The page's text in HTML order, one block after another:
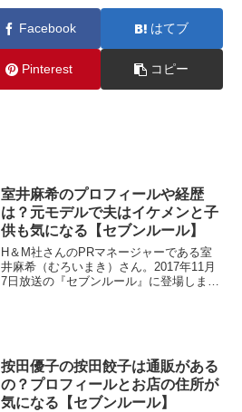
Facebook はてブ
Pinterest コピー
室井麻希のプロフィールや経歴
は？元モデルで夫はイケメンと子
供も気になる【セブンルール】
H＆M社さんのPRマネージャーである室
井麻希（むろいまき）さん。2017年11月
7日放送の『セブンルール』に登場しまし
按田優子の按田餃子は通販がある
の？プロフィールとお店の住所が
気になる【セブンルール】